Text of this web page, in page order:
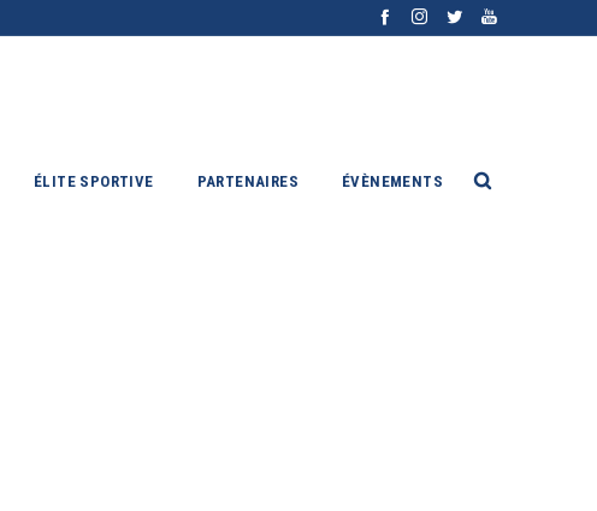
ÉLITE SPORTIVE PARTENAIRES ÉVÈNEMENTS